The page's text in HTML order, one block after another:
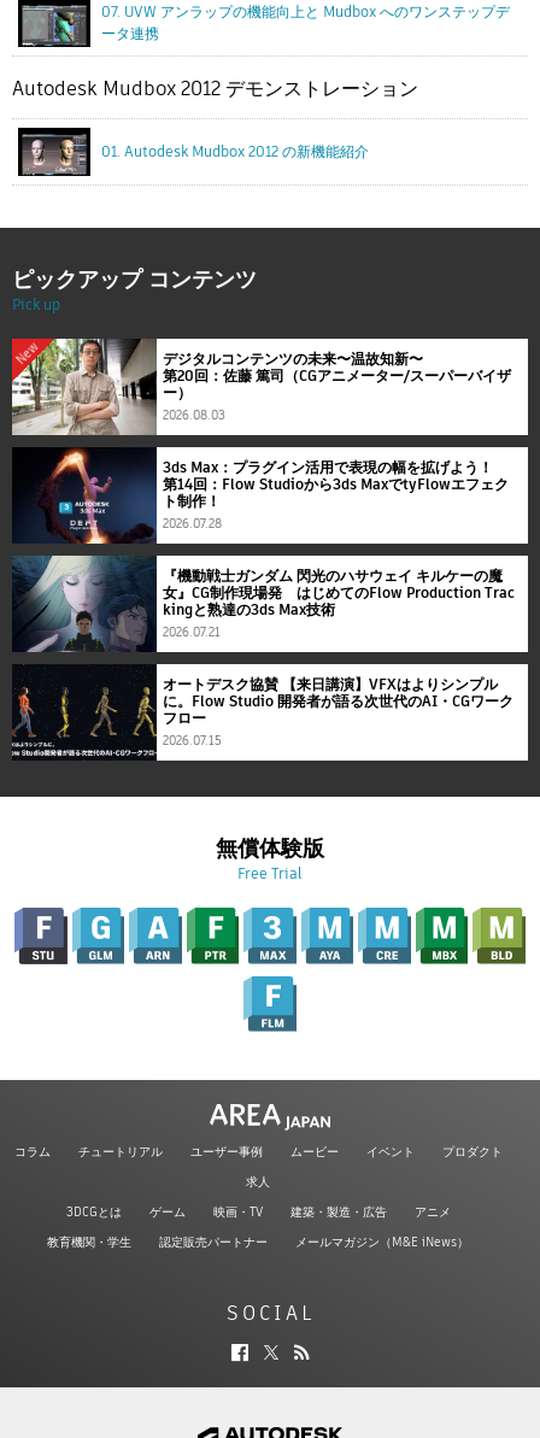
07. UVW アンラップの機能向上と Mudbox へのワンステップデ
ータ連携
Autodesk Mudbox 2012 デモンストレーション
01. Autodesk Mudbox 2012 の新機能紹介
ピックアップ コンテンツ
Pick up
New
デジタルコンテンツの未来〜温故知新〜
第20回：佐藤 篤司（CGアニメーター/スーパーバイザ
ー）
2026.08.03
3ds Max：プラグイン活用で表現の幅を拡げよう！
第14回：Flow Studioから3ds MaxでtyFlowエフェク
ト制作！
2026.07.28
『機動戦士ガンダム 閃光のハサウェイ キルケーの魔
女』CG制作現場発 はじめてのFlow Production Trac
kingと熟達の3ds Max技術
2026.07.21
オートデスク協賛 【来日講演】VFXはよりシンプル
に。Flow Studio 開発者が語る次世代のAI・CGワーク
フロー
2026.07.15
無償体験版
Free Trial
コラム チュートリアル ユーザー事例 ムービー イベント
プロダクト
求人
3DCGとは
ゲーム 映画・TV 建築・製造・広告
アニメ
教育機関・学生
認定販売パートナー メールマガジン（M&E iNews）
SOCIAL